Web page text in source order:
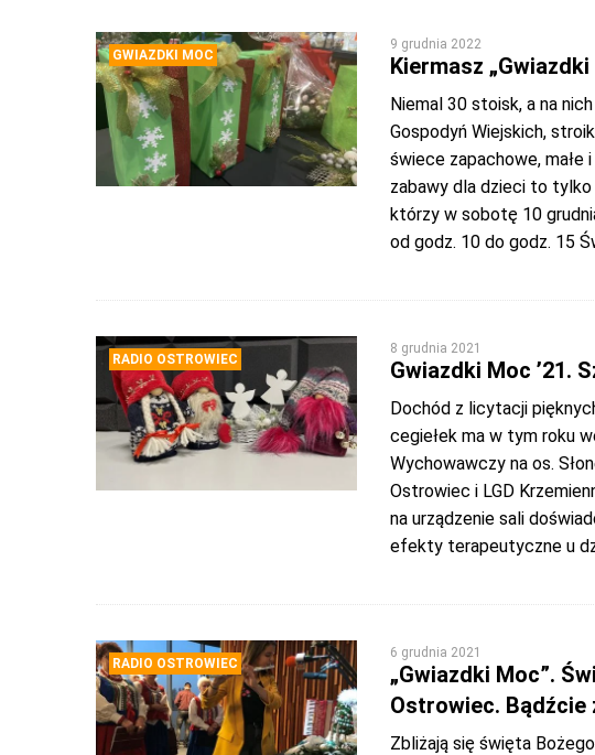
GWIAZDKI MOC
9 grudnia 2022
Kiermasz
Niemal 30 stoisk, a na
Gospodyń Wiejskich,
świece zapachowe, małe
zabawy dla dzieci to
którzy w sobotę 10
od godz. 10 do godz. 15
RADIO OSTROWIEC
8 grudnia 2021
Gwiazdki Moc ’21.
Dochód z licytacji
cegiełek ma w tym roku
Wychowawczy na os.
Ostrowiec i LGD
na urządzenie sali
efekty terapeutyczne u
RADIO OSTROWIEC
6 grudnia 2021
„Gwiazdki Moc”.
Ostrowiec. Bądźcie
Zbliżają się święta